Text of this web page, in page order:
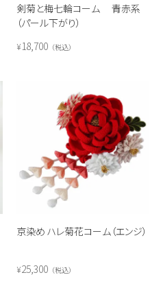
剣菊と梅七輪コーム 青赤系
（パール下がり）
¥18,700 税込
京染め ハレ菊花コーム（エンジ）
¥25,300 税込